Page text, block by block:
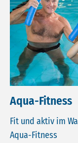
Aqua-Fitness
Fit und aktiv im
Aqua-Fitness